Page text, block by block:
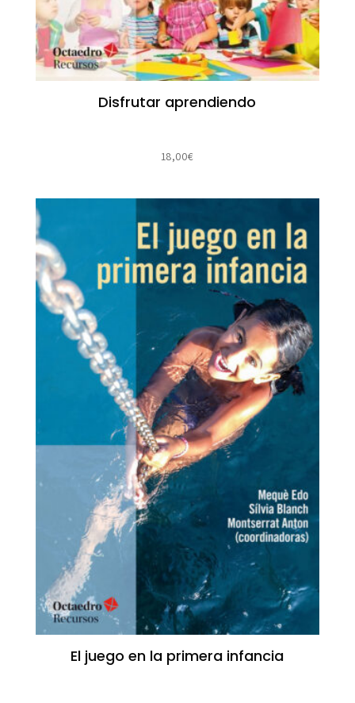
Disfrutar aprendiendo
18,00€
El juego en la primera infancia